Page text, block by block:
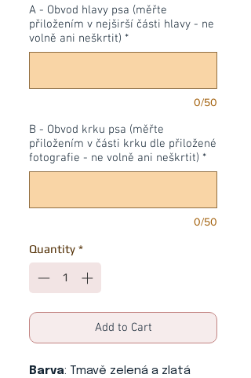
A - Obvod hlavy psa (měřte
přiložením v nejširší části hlavy - ne
volně ani neškrtit) *
0/50
B - Obvod krku psa (měřte
přiložením v části krku dle přiložené
fotografie - ne volně ani neškrtit) *
0/50
Quantity *
Add to Cart
Barva: Tmavě zelená a zlatá